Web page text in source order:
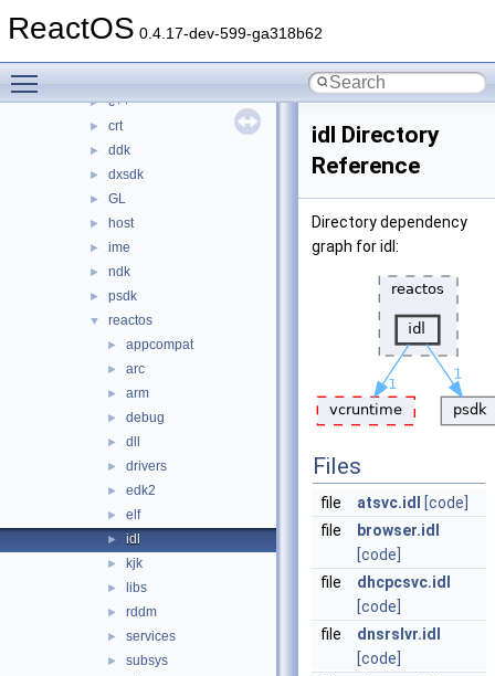
ReactOS 0.4.17-dev-599-ga318b62
▼ sdk
► c++
► crt
► ddk
► dxsdk
► GL
► host
► ime
► ndk
► psdk
▼ reactos
► appcompat
► arc
► arm
► debug
► dll
► drivers
► edk2
► elf
► idl
► kjk
► libs
► rddm
► services
► subsys
idl Directory
Reference
Directory dependency
graph for idl:
Files
file atsvc.idl
[code]
file
browser.idl
[code]
file
dhcpcsvc.idl
[code]
file
dnsrslvr.idl
[code]